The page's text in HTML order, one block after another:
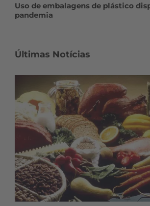
Uso de embalagens de plástico
pandemia
Últimas Notícias